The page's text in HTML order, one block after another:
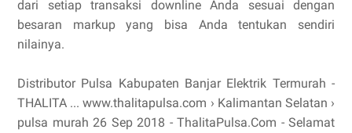
dari setiap transaksi downline Anda sesuai dengan
besaran markup yang bisa Anda tentukan sendiri
nilainya.
Distributor Pulsa Kabupaten Banjar Elektrik Termurah -
THALITA ... www.thalitapulsa.com › Kalimantan Selatan ›
pulsa murah 26 Sep 2018 - ThalitaPulsa.Com - Selamat